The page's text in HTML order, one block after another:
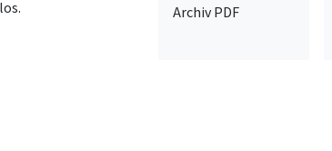
Archiv PDF